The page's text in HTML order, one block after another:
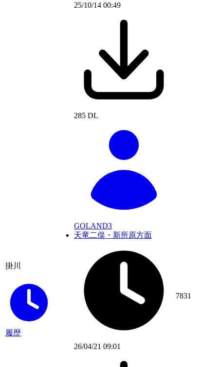
掛川
履歴
25/10/14 00:49
285 DL
GOLAND3
天竜二俣・新所原方面
26/04/21 09:01
7831